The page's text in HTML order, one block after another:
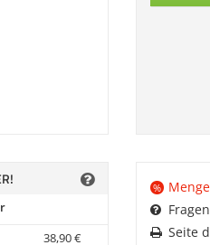
38,90€
%
Seite